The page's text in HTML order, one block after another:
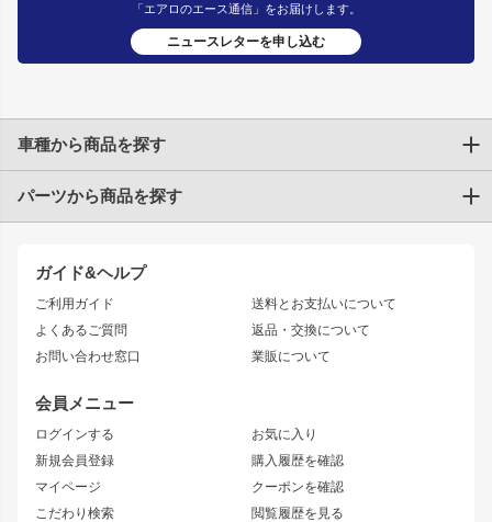
「エアロのエース通信」をお届けします。
ニュースレターを申し込む
ガイド&ヘルプ
ご利用ガイド
よくあるご質問
お問い合わせ窓口
送料とお支払いについて
返品・交換について
業販について
会員メニュー
ログインする
新規会員登録
マイページ
こだわり検索
お気に入り
購入履歴を確認
クーポンを確認
閲覧履歴を見る
車種から商品を探す
トヨタ
JZX90 CHASER
JZX110 MARK II
JZX100 MARK II
JZX90 MARK II
トレノ
マークX
アリスト
ソアラ
アルテッツァ
ニッサン
S15 シルビア
ワンビア
パーツから商品を探す
エアロシリーズ
ドリフトライン
風神
雷神
レーシングライン
アタックライン
ストリームライン